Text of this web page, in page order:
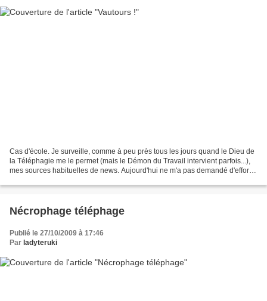
Cas d'école. Je surveille, comme à peu près tous les jours quand le Dieu de
la Téléphagie me le permet (mais le Démon du Travail intervient parfois...),
mes sources habituelles de news. Aujourd'hui ne m'a pas demandé d'effort
Nécrophage téléphage
Publié le 27/10/2009 à 17:46
Par ladyteruki